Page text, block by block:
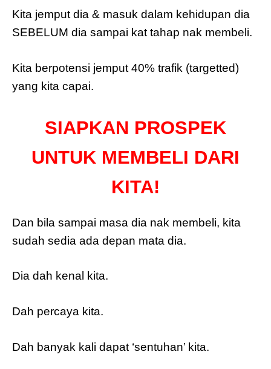
Kita jemput dia & masuk dalam kehidupan dia
SEBELUM dia sampai kat tahap nak membeli.
Kita berpotensi jemput 40% trafik (targetted)
yang kita capai.
SIAPKAN PROSPEK
UNTUK MEMBELI DARI
KITA!
Dan bila sampai masa dia nak membeli, kita
sudah sedia ada depan mata dia.
Dia dah kenal kita.
Dah percaya kita.
Dah banyak kali dapat ‘sentuhan’ kita.